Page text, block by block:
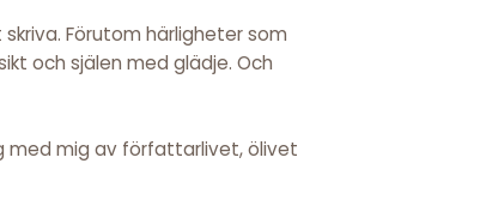
Förutom härligheter som
och själen med glädje. Och
med mig av författarlivet, ölivet